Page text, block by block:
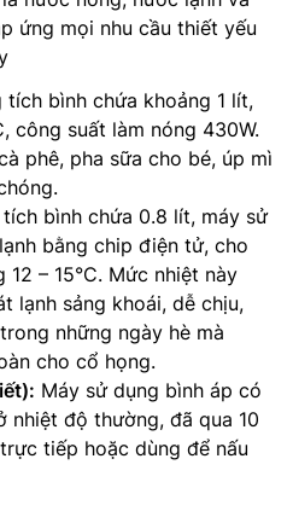
ứng mọi nhu cầu thiết yếu
tích bình chứa khoảng 1 lít,
công suất làm nóng 430W.
phê, pha sữa cho bé, úp mì
bình chứa 0.8 lít, máy sử
bằng chip điện tử, cho
– 15°C. Mức nhiệt này
lạnh sảng khoái, dễ chịu,
những ngày hè mà
cho cổ họng.
Máy sử dụng bình áp có
nhiệt độ thường, đã qua 10
tiếp hoặc dùng để nấu